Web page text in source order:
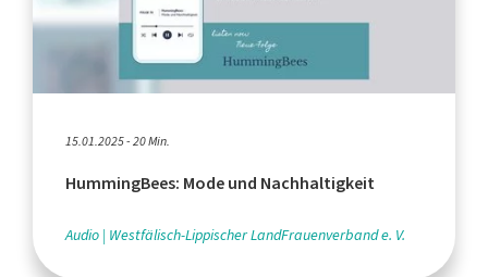
15.01.2025 - 20 Min.
HummingBees: Mode und Nachhaltigkeit
Audio Westfälisch-Lippischer LandFrauenverband e. V.